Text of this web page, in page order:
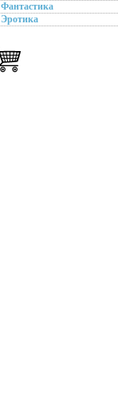
Фантастика
Эротика